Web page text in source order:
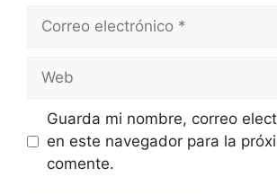
Correo
Web
Guarda mi nombre, correo
en este navegador para la
comente.